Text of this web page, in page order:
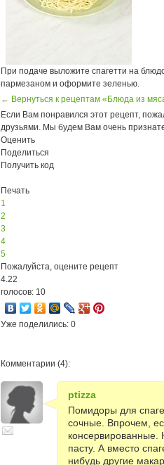
При подаче выложите спагетти на
пармезаном и оформите зеленью.
← Вернуться к рецептам «Блюда из
Если Вам понравился этот рецепт,
друзьями. Мы будем Вам очень
Оценить
Поделиться
Получить код
Печать
1
2
3
4
5
Пожалуйста, оцените рецепт
4.22
голосов: 10
Уже поделились: 0
Комментарии (4):
ptizza
Помидоры для
сочные. Впрочем,
пасту. А вместо
нибудь другие